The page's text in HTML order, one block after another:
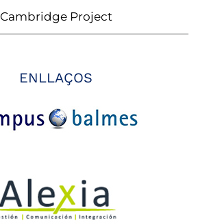
Cambridge Project
ENLLAÇOS